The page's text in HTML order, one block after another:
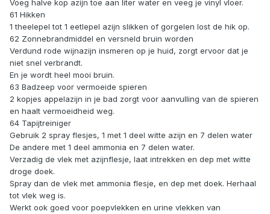
Voeg halve kop azijn toe aan liter water en veeg je vinyl vloer.
61 Hikken
1 theelepel tot 1 eetlepel azijn slikken of gorgelen lost de hik op.
62 Zonnebrandmiddel en versneld bruin worden
Verdund rode wijnazijn insmeren op je huid, zorgt ervoor dat je
niet snel verbrandt.
En je wordt heel mooi bruin.
63 Badzeep voor vermoeide spieren
2 kopjes appelazijn in je bad zorgt voor aanvulling van de spieren
en haalt vermoeidheid weg.
64 Tapijtreiniger
Gebruik 2 spray flesjes, 1 met 1 deel witte azijn en 7 delen water
De andere met 1 deel ammonia en 7 delen water.
Verzadig de vlek met azijnflesje, laat intrekken en dep met witte
droge doek.
Spray dan de vlek met ammonia flesje, en dep met doek. Herhaal
tot vlek weg is.
Werkt ook goed voor poepvlekken en urine vlekken van